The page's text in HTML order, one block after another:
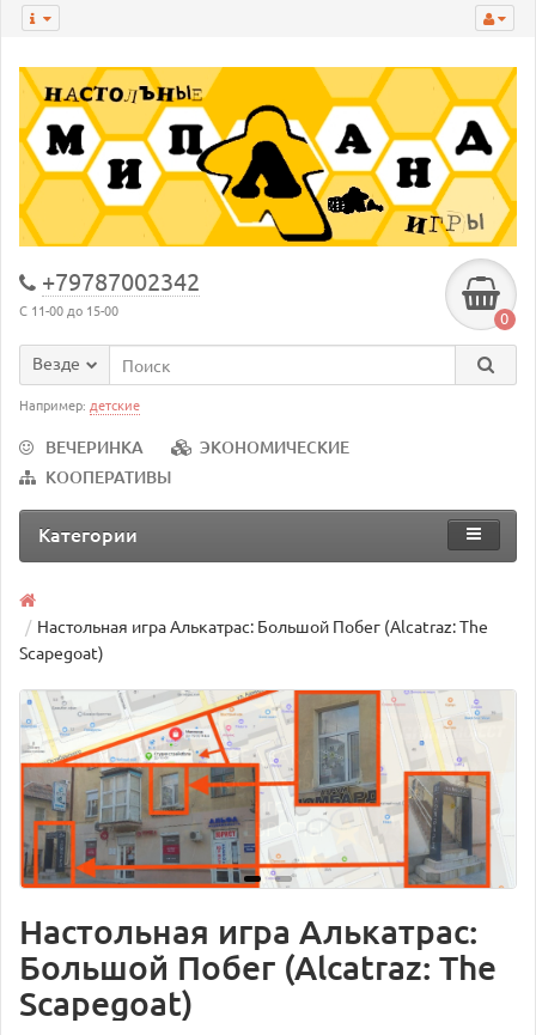
+79787002342
С 11-00 до 15-00 0
Везде
Например: детские
ВЕЧЕРИНКА
ЭКОНОМИЧЕСКИЕ
КООПЕРАТИВЫ
Категории
Настольная игра Алькатрас: Большой Побег (Alcatraz: The
Scapegoat)
Настольная игра Алькатрас:
Большой Побег (Alcatraz: The
Scapegoat)